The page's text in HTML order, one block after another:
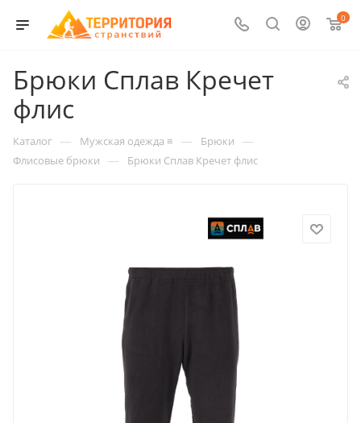
0
Брюки Сплав Кречет
флис
Каталог — Мужская одежда ≡ — Брюки —
Флисовые брюки — Брюки Сплав Кречет флис